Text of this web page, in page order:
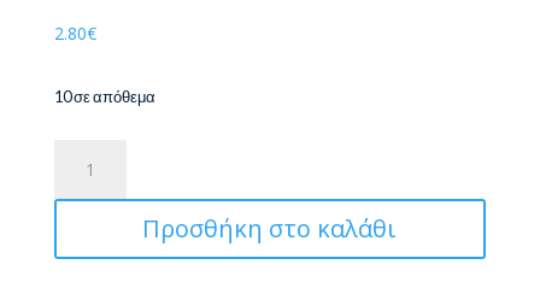
2.80€
10 σε απόθεμα
ΜΠΛΟΚ
ΖΩΓΡΑΦΙΚΗΣ
40Φ
Προσθήκη στο καλάθι